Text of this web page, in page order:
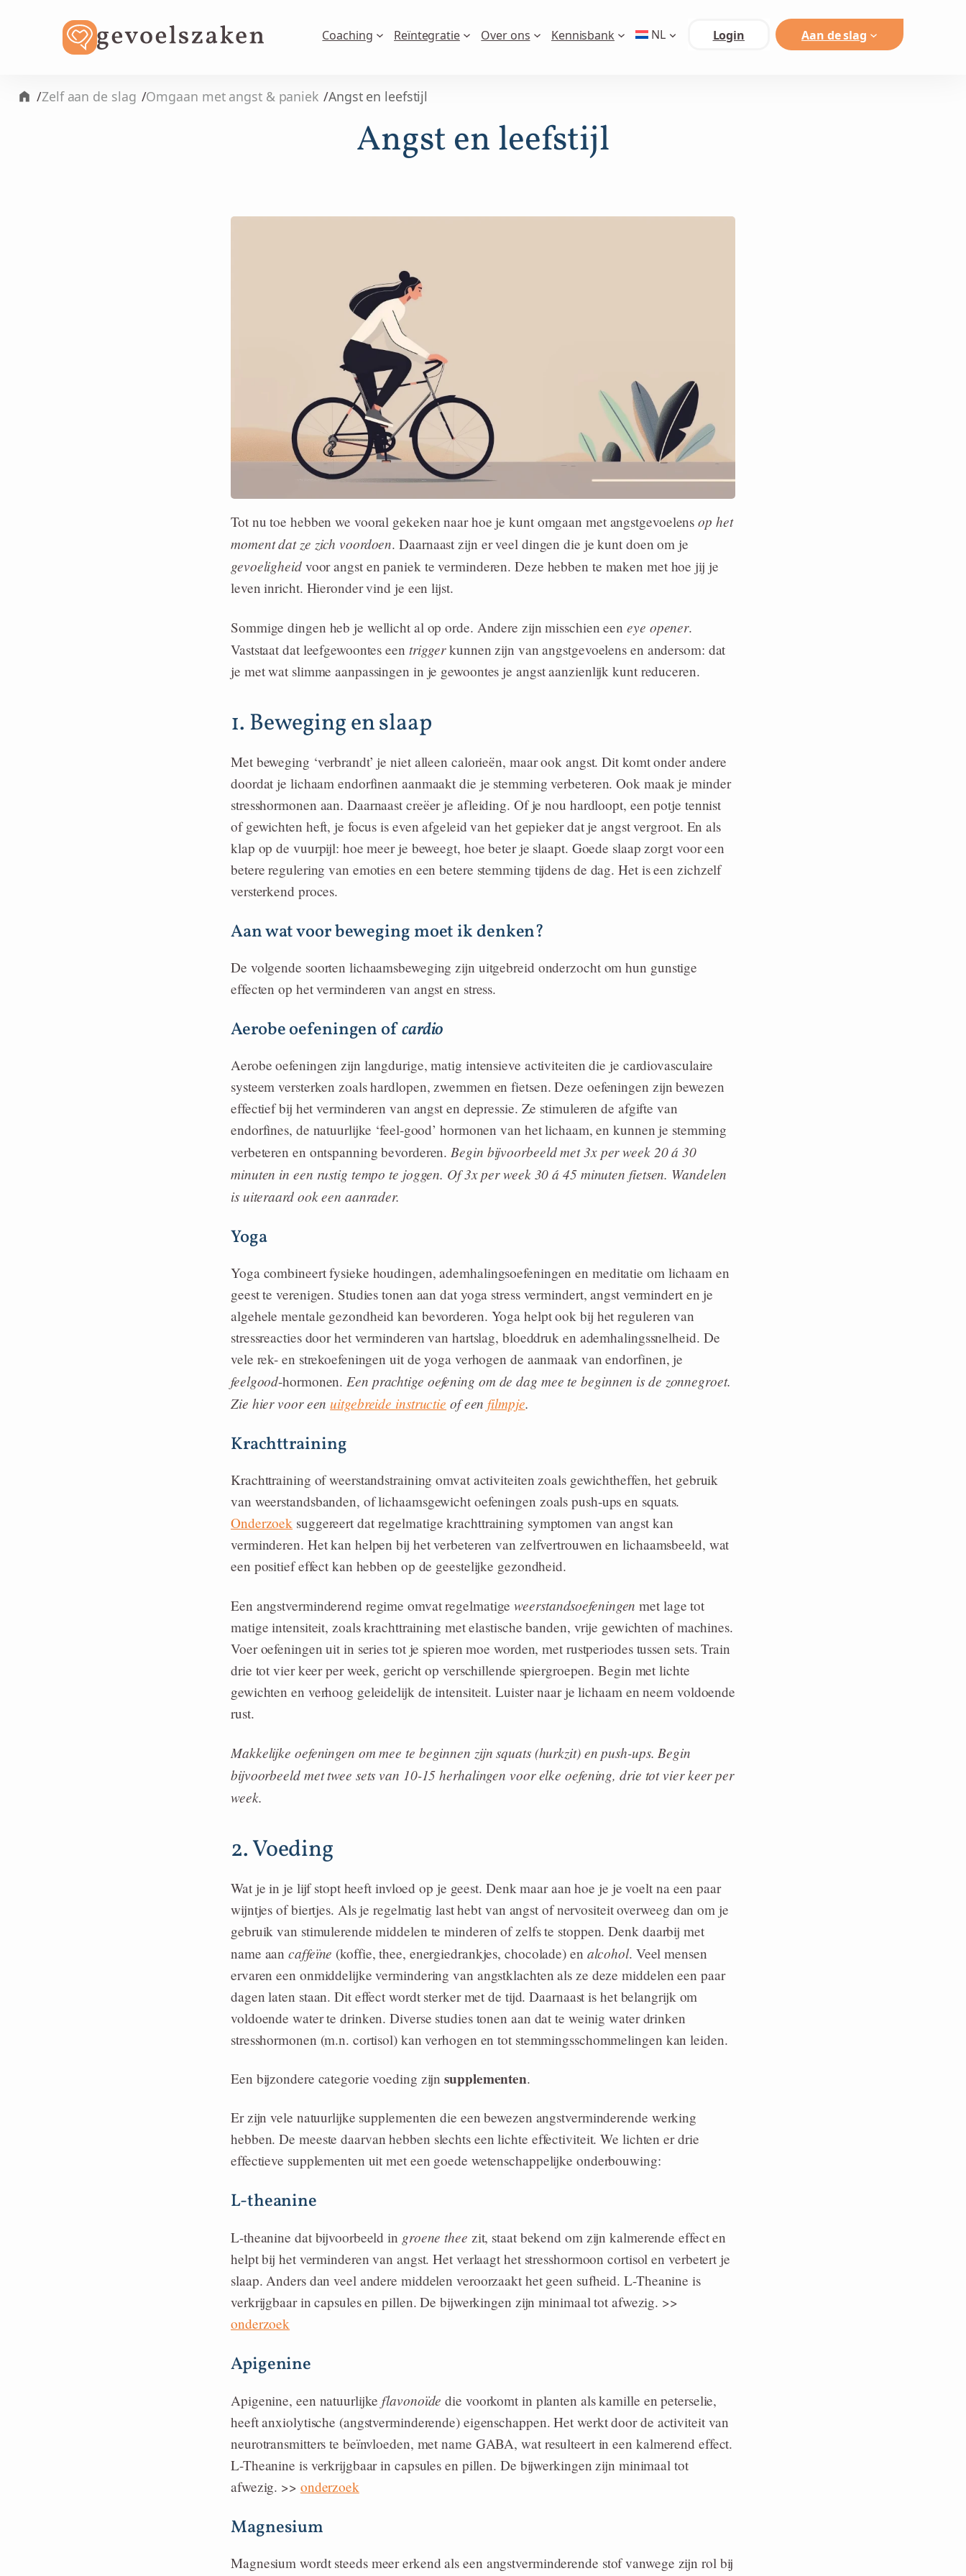
Coaching Reïntegratie Over ons Kennisbank NL Login Aan de slag
/Zelf aan de slag /Omgaan met angst & paniek /Angst en leefstijl
Angst en leefstijl
Tot nu toe hebben we vooral gekeken naar hoe je kunt omgaan met angstgevoelensop het
moment dat ze zich voordoen. Daarnaast zijn er veel dingen die je kunt doen om je
gevoeligheidvoor angst en paniek te verminderen. Deze hebben te maken met hoe jij je
leven inricht. Hieronder vind je een lijst.
Sommige dingen heb je wellicht al op orde. Andere zijn misschien eeneye opener.
Vaststaat dat leefgewoontes een triggerkunnen zijn van angstgevoelens en andersom: dat
je met wat slimme aanpassingen in je gewoontes je angst aanzienlijk kunt reduceren.
1. Beweging en slaap
Met beweging ‘verbrandt’ je niet alleen calorieën, maar ook angst. Dit komt onder andere
doordat je lichaam endorfinen aanmaakt die je stemming verbeteren. Ook maak je minder
stresshormonen aan. Daarnaast creëer je afleiding. Of je nou hardloopt, een potje tennist
of gewichten heft, je focus is even afgeleid van het gepieker dat je angst vergroot. En als
klap op de vuurpijl: hoe meer je beweegt, hoe beter je slaapt. Goede slaap zorgt voor een
betere regulering van emoties en een betere stemming tijdens de dag. Het is een zichzelf
versterkend proces.
Aan wat voor beweging moet ik denken?
De volgende soorten lichaamsbeweging zijn uitgebreid onderzocht om hun gunstige
effecten op het verminderen van angst en stress.
Aerobe oefeningen ofcardio
Aerobe oefeningen zijn langdurige, matig intensieve activiteiten die je cardiovasculaire
systeem versterken zoals hardlopen, zwemmen en fietsen. Deze oefeningen zijn bewezen
effectief bij het verminderen van angst en depressie. Ze stimuleren de afgifte van
endorfines, de natuurlijke ‘feel-good’ hormonen van het lichaam, en kunnen je stemming
verbeteren en ontspanning bevorderen.Begin bijvoorbeeld met 3x per week 20 á 30
minuten in een rustig tempo te joggen. Of 3x per week 30 á 45 minuten fietsen. Wandelen
is uiteraard ook een aanrader.
Yoga
Yoga combineert fysieke houdingen, ademhalingsoefeningen en meditatie om lichaam en
geest te verenigen. Studies tonen aan dat yoga stress vermindert, angst vermindert en je
algehele mentale gezondheid kan bevorderen. Yoga helpt ook bij het reguleren van
stressreacties door het verminderen van hartslag, bloeddruk en ademhalingssnelheid. De
vele rek- en strekoefeningen uit de yoga verhogen de aanmaak van endorfinen, je
feelgood-hormonen.Een prachtige oefening om de dag mee te beginnen is de zonnegroet.
Zie hier voor eenuitgebreide instructie of eenfilmpje.
Krachttraining
Krachttraining of weerstandstraining omvat activiteiten zoals gewichtheffen, het gebruik
van weerstandsbanden, of lichaamsgewicht oefeningen zoals push-ups en squats.
Onderzoek suggereert dat regelmatige krachttraining symptomen van angst kan
verminderen. Het kan helpen bij het verbeteren van zelfvertrouwen en lichaamsbeeld, wat
een positief effect kan hebben op de geestelijke gezondheid.
Een angstverminderend regime omvat regelmatigeweerstandsoefeningen met lage tot
matige intensiteit, zoals krachttraining met elastische banden, vrije gewichten of machines.
Voer oefeningen uit in series tot je spieren moe worden, met rustperiodes tussen sets. Train
drie tot vier keer per week, gericht op verschillende spiergroepen. Begin met lichte
gewichten en verhoog geleidelijk de intensiteit. Luister naar je lichaam en neem voldoende
rust.
Makkelijke oefeningen om mee te beginnen zijn squats (hurkzit) en push-ups. Begin
bijvoorbeeld met twee sets van 10-15 herhalingen voor elke oefening, drie tot vier keer per
week.
2. Voeding
Wat je in je lijf stopt heeft invloed op je geest. Denk maar aan hoe je je voelt na een paar
wijntjes of biertjes. Als je regelmatig last hebt van angst of nervositeit overweeg dan om je
gebruik van stimulerende middelen te minderen of zelfs te stoppen. Denk daarbij met
name aancaffeïne (koffie, thee, energiedrankjes, chocolade) en alcohol. Veel mensen
ervaren een onmiddelijke vermindering van angstklachten als ze deze middelen een paar
dagen laten staan. Dit effect wordt sterker met de tijd. Daarnaast is het belangrijk om
voldoende water te drinken. Diverse studies tonen aan dat te weinig water drinken
stresshormonen (m.n. cortisol) kan verhogen en tot stemmingsschommelingen kan leiden.
Een bijzondere categorie voeding zijnsupplementen.
Er zijn vele natuurlijke supplementen die een bewezen angstverminderende werking
hebben. De meeste daarvan hebben slechts een lichte effectiviteit. We lichten er drie
effectieve supplementen uit met een goede wetenschappelijke onderbouwing:
L-theanine
L-theanine dat bijvoorbeeld in groene thee zit, staat bekend om zijn kalmerende effect en
helpt bij het verminderen van angst. Het verlaagt het stresshormoon cortisol en verbetert je
slaap. Anders dan veel andere middelen veroorzaakt het geen sufheid. L-Theanine is
verkrijgbaar in capsules en pillen. De bijwerkingen zijn minimaal tot afwezig. >>
onderzoek
Apigenine
Apigenine, een natuurlijkeflavonoïde die voorkomt in planten als kamille en peterselie,
heeft anxiolytische (angstverminderende) eigenschappen. Het werkt door de activiteit van
neurotransmitters te beïnvloeden, met name GABA, wat resulteert in een kalmerend effect.
L-Theanine is verkrijgbaar in capsules en pillen. De bijwerkingen zijn minimaal tot
afwezig. >> onderzoek
Magnesium
Magnesium wordt steeds meer erkend als een angstverminderende stof vanwege zijn rol bij